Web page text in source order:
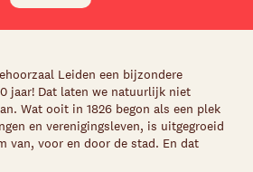
Leiden een bijzondere
jaar! Dat laten we natuurlijk niet
Wat ooit in 1826 begon als een plek
en verenigingsleven, is uitgegroeid
van, voor en door de stad. En dat